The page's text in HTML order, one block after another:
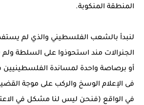
المنطقة المنكوبة.
لنبدأ بالشعب الفلسطيني والذي لم
الجنرالات مند استحوذوا على السلطة ولم
أو برصاصة واحدة لمساندة الفلسطينيين
فى الإعلام الوسخ والركب على موجة
في الواقع (فنحن ليس لنا مشكل في